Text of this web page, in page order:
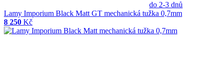
do 2-3 dnů
Lamy Imporium Black Matt GT mechanická tužka 0,7mm
8 250 Kč